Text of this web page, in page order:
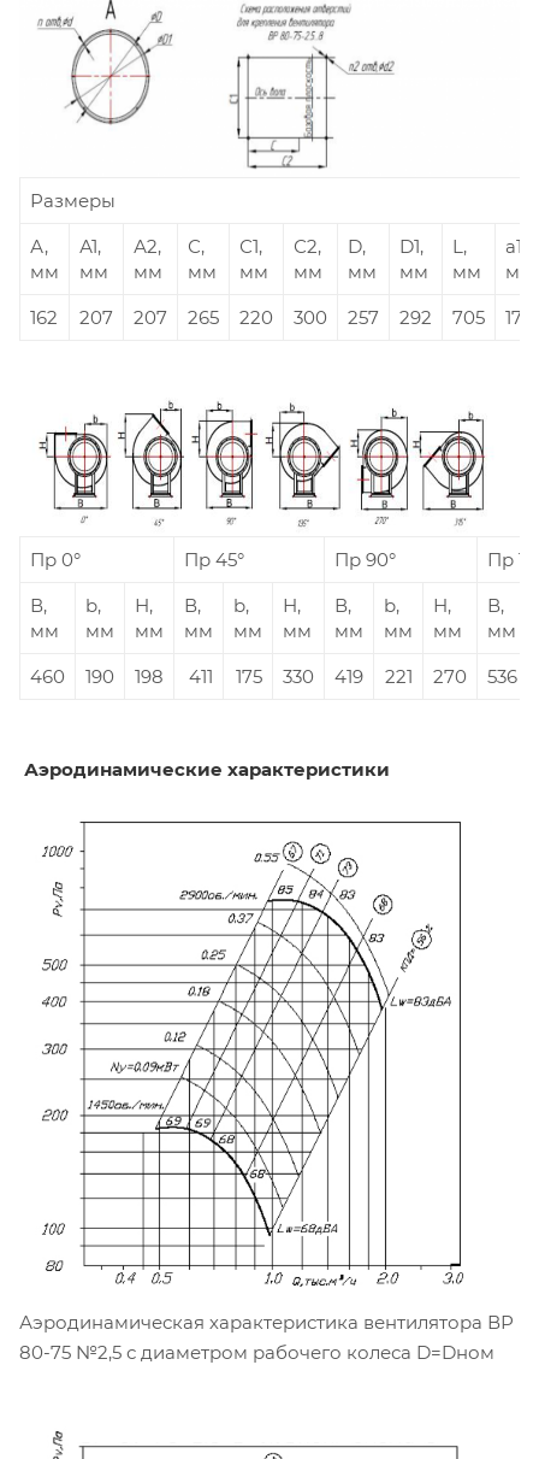
Размеры
А,
мм
А1,
мм
А2,
мм
С,
мм
С1,
мм
С2,
мм
D,
мм
D1,
мм
L,
мм
а1,
мм
162
207 207 265 220 300 257 292 705 175
Пр 0° Пр 45° Пр 90°
Пр
В,
мм
b,
мм
Н,
мм
В,
мм
b,
мм
Н,
мм
В,
мм
b,
мм
Н,
мм
В,
мм
460
190 198 411 175 330 419 221 270 536
Аэродинамические характеристики
Аэродинамическая характеристика вентилятора ВР
80-75 №2,5 с диаметром рабочего колеса D=Dном